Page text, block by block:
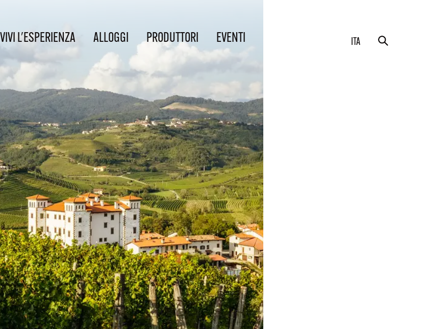
ITA
VIVI L'ESPERIENZA ALLOGGI PRODUTTORI EVENTI